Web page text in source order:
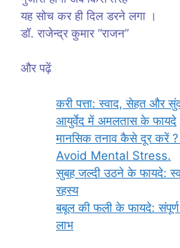
यह सोच कर ही दिल डरने लगा ।
डॉ. राजेन्द्र कुमार “राजन”
और पढ़ें
करी पत्ता: स्वाद, सेहत और
आयुर्वेद में अमलतास के फायदे
मानसिक तनाव कैसे दूर करें
Avoid Mental Stress.
सुबह जल्दी उठने के फायदे:
रहस्य
बबूल की फली के फायदे: संपूर्ण
लाभ